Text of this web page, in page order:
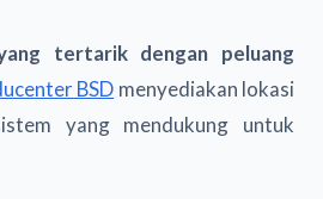
tertarik dengan peluang
BSD menyediakan lokasi
yang mendukung untuk